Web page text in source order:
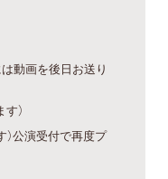
動画を後日お送り
）
）公演受付で再度プ